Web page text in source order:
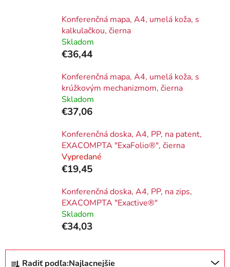
Konferenčná mapa, A4, umelá koža, s
kalkulačkou, čierna
Skladom
€36,44
Konferenčná mapa, A4, umelá koža, s
krúžkovým mechanizmom, čierna
Skladom
€37,06
Konferenčná doska, A4, PP, na patent,
EXACOMPTA "ExaFolio®", čierna
Vypredané
€19,45
Konferenčná doska, A4, PP, na zips,
EXACOMPTA "Exactive®"
Skladom
€34,03
R
Radiť podľa:Najlacnejšie